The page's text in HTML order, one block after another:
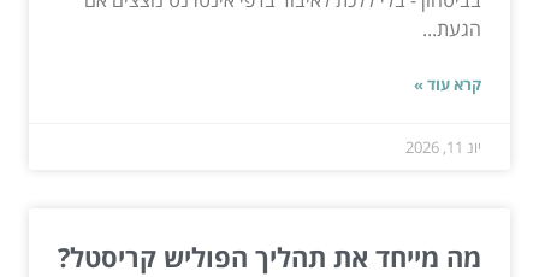
הגעת...
קרא עוד »
יונ 11, 2026
מה מייחד את תהליך הפוליש קריסטל?